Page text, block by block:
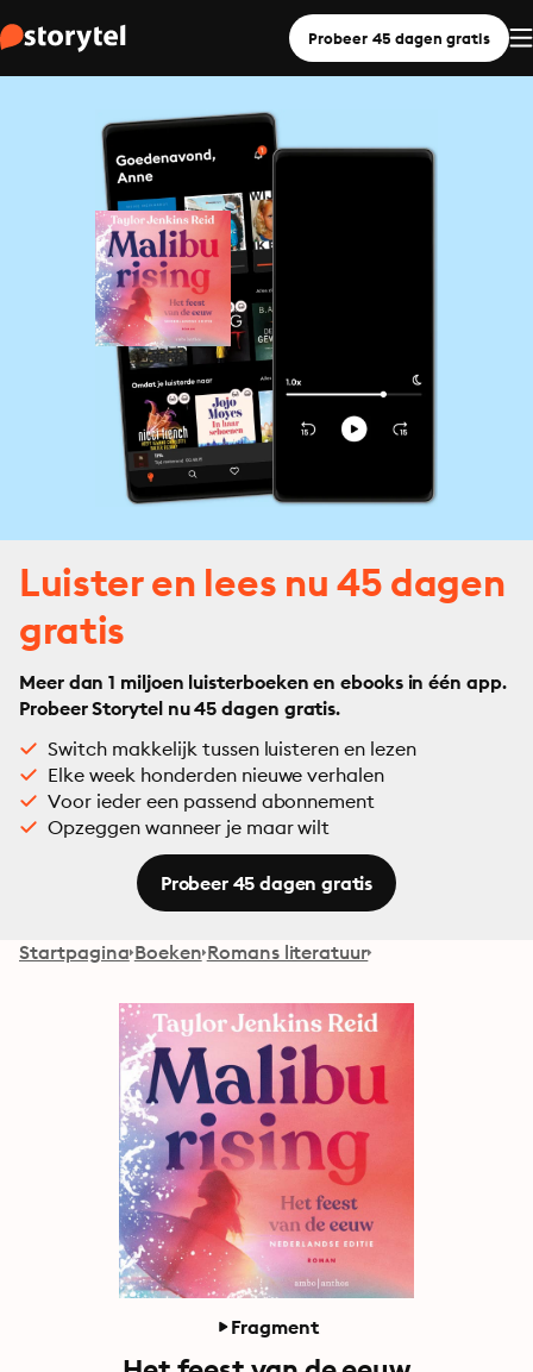
Probeer 45 dagen gratis
Luister en lees nu 45 dagen
gratis
Meer dan 1 miljoen luisterboeken en ebooks in één app.
Probeer Storytel nu 45 dagen gratis.
Switch makkelijk tussen luisteren en lezen
Elke week honderden nieuwe verhalen
Voor ieder een passend abonnement
Opzeggen wanneer je maar wilt
Probeer 45 dagen gratis
Startpagina Boeken Romans literatuur
Fragment